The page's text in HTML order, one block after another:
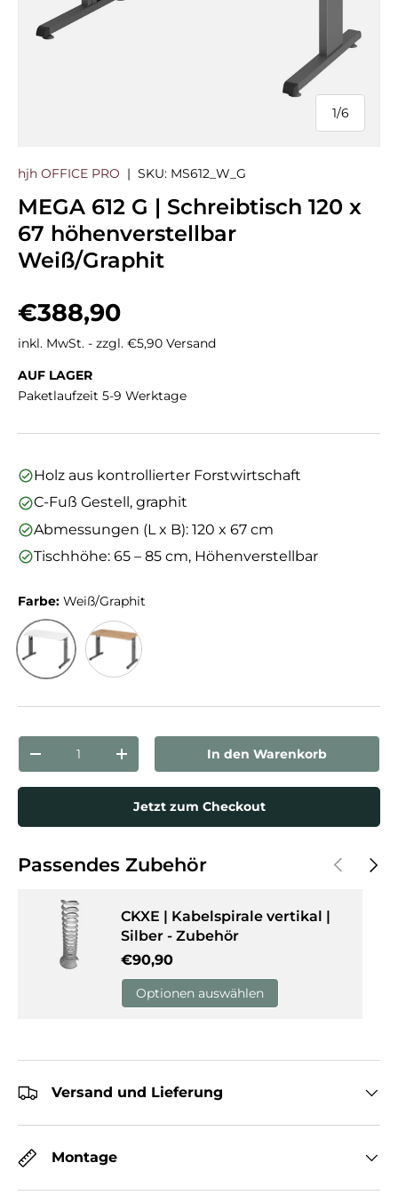
1/
von
6
hjh OFFICE PRO | SKU: MS612_W_G
MEGA 612 G | Schreibtisch 120 x
67 höhenverstellbar
Weiß/Graphit
Normaler Preis
€388,90
inkl. MwSt. - zzgl. €5,90 Versand
AUF LAGER
Paketlaufzeit 5-9 Werktage
Holz aus kontrollierter Forstwirtschaft
C-Fuß Gestell, graphit
Abmessungen (L x B): 120 x 67 cm
Tischhöhe: 65 – 85 cm, Höhenverstellbar
Farbe: Weiß/Graphit
Weiß/Graphit
Anzahl
Menge verringernMenge erhöhenIn den Warenkorb
Jetzt zum Checkout
Passendes Zubehör Vorherige
CKXE | Kabelspirale vertikal |
Silber - Zubehör
Normaler Preis
€90,90
Optionen auswählen
Versand und Lieferung
Montage